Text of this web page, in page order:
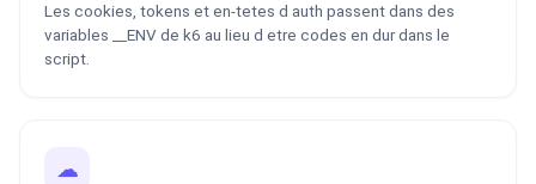
Les cookies, tokens et en-tetes d auth passent dans des
variables __ENV de k6 au lieu d etre codes en dur dans le
script.
☁